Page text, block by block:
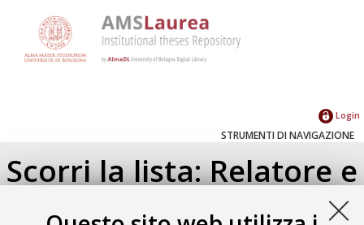
Login
STRUMENTI DI NAVIGAZIONE
Scorri la lista: Relatore e
Correlatore